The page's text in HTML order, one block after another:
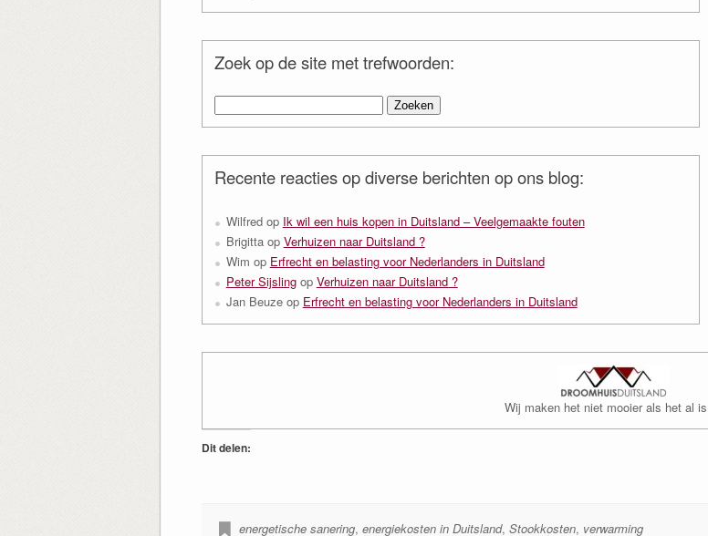
Zoek op de site met trefwoorden:
naar:
Recente reacties op diverse berichten op ons blog:
Wilfredop Ik wil een huis kopen in Duitsland – Veelgemaakte fouten
Brigittaop Verhuizen naar Duitsland ?
Wim op Erfrecht en belasting voor Nederlanders in Duitsland
Peter Sijslingop Verhuizen naar Duitsland ?
Jan Beuzeop Erfrecht en belasting voor Nederlanders in Duitsland
Wij maken het niet mooier als het al
Dit delen:
energetische sanering, energiekosten in Duitsland, Stookkosten, verwarming